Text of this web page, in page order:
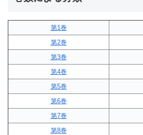
第1巻
第2巻
第3巻
第4巻
第5巻
第6巻
第7巻
第8巻